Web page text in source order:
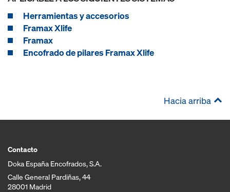
Herramientas y accesorios
Framax Xlife
Framax
Encofrado de pilares Framax Xlife
Hacia arriba
Contacto
Doka España Encofrados, S.A.
Calle General Pardiñas, 44
28001 Madrid